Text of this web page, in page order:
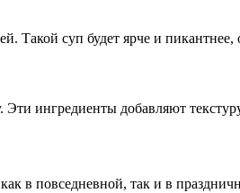
суп будет ярче и пикантнее,
ингредиенты добавляют
в повседневной, так и в